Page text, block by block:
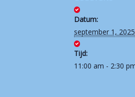
Datum:
september 1, 2025
Tijd:
11:00 am - 2:30